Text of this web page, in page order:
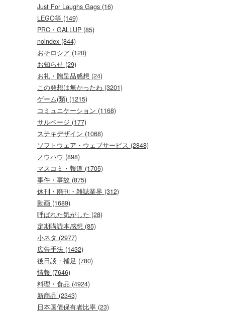
Just For Laughs Gags (16)
LEGO等 (149)
PRC・GALLUP (85)
noindex (844)
おそロシア (120)
お知らせ (29)
お礼・贈呈品感想 (24)
この発想は無かったわ (3201)
ゲーム(類) (1215)
コミュニケーション (1168)
サルベージ (177)
ステキデザイン (1068)
ソフトウェア・ウェブサービス (2848)
ノウハウ (898)
マスコミ・報道 (1705)
事件・事故 (875)
休刊・廃刊・雑誌業界 (312)
動画 (1689)
呼ばれた気がした (28)
定期購読本感想 (85)
小ネタ (2977)
広告手法 (1432)
後日談・補足 (780)
情報 (7646)
料理・食品 (4924)
新商品 (2343)
日本国債保有者比率 (23)